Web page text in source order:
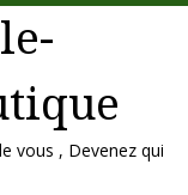
vous , Devenez qui